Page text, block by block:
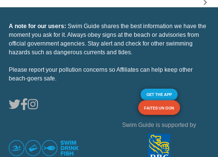
A note for our users: Swim Guide shares the best information we have the
moment you ask for it. Always obey signs at the beach or advisories from
official government agencies. Stay alert and check for other swimming
hazards such as dangerous currents and tides.
Please report your pollution concerns so Affiliates can help keep other
beach-goers safe.
GET THE APP
FAITES UN DON
Swim Guide is supported by